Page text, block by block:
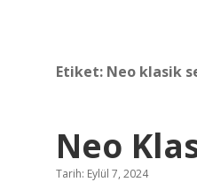
Etiket: Neo klasik
Neo
Tarih: Eylül 7, 2024